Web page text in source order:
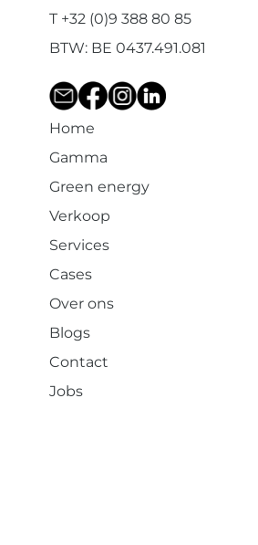
T +32 (0)9 388 80 85
BTW: BE 0437.491.081
Home
Gamma
Green energy
Verkoop
Services
Cases
Over ons
Blogs
Contact
Jobs